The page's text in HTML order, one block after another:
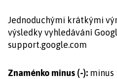
Jednoduchými krátkými
výsledky vyhledávání
support.google.com
Znaménko minus (-): minus